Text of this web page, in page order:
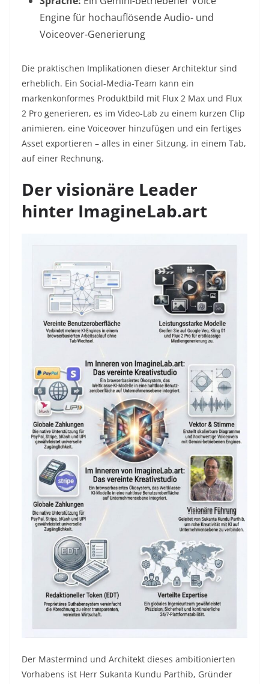
Engine für hochauflösende Audio- und
Voiceover-Generierung
Die praktischen Implikationen dieser Architektur sind
erheblich. Ein Social-Media-Team kann ein
markenkonformes Produktbild mit Flux 2 Max und Flux
2 Pro generieren, es im Video-Lab zu einem kurzen Clip
animieren, eine Voiceover hinzufügen und ein fertiges
Asset exportieren – alles in einer Sitzung, in einem Tab,
auf einer Rechnung.
Der visionäre Leader
hinter ImagineLab.art
Der Mastermind und Architekt dieses ambitionierten
Vorhabens ist Herr Sukanta Kundu Parthib, Gründer